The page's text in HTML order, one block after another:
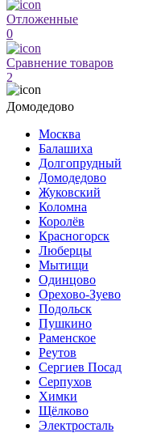
Отложенные
0
Сравнение товаров
2
Домодедово
Москва
Балашиха
Долгопрудный
Домодедово
Жуковский
Коломна
Королёв
Красногорск
Люберцы
Мытищи
Одинцово
Орехово-Зуево
Подольск
Пушкино
Раменское
Реутов
Сергиев Посад
Серпухов
Химки
Щёлково
Электросталь